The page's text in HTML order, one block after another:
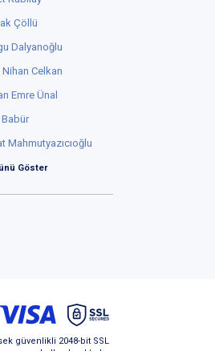
Çöllü
Dalyanoğlu
Nihan Celkan
Emre Ünal
Mahmutyazıcıoğlu
Göster
güvenlikli 2048-bit SSL
kullanılmaktadır.